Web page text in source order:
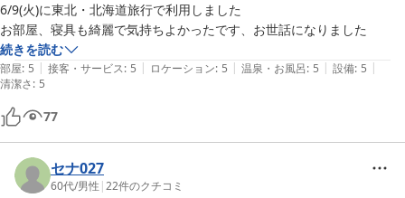
6/9(火)に東北・北海道旅行で利用しました
お部屋、寝具も綺麗で気持ちよかったです、お世話になりました
続きを読む
部屋: 5 | 接客・サービス: 5 | ロケーション: 5 | 温泉・お風呂: 5 | 設備: 5 |
清潔さ: 5
77
セナ027
60代/男性 |22件のクチコミ